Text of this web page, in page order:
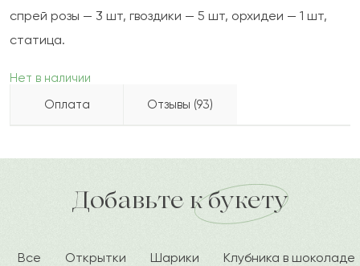
спрей розы — 3 шт, гвоздики — 5 шт, орхидеи — 1 шт,
статица.
Нет в наличии
Оплата
Отзывы (93)
доставка по городу в течение часа
А 2022-10-09
Айымжан
2022-10-07
Добавьте к букету
Все Открытки Шарики Клубника в шоколаде